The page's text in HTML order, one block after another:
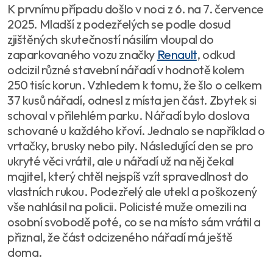
K prvnímu případu došlo v noci z 6. na 7. července
2025. Mladší z podezřelých se podle dosud
zjištěných skutečností násilím vloupal do
zaparkovaného vozu značky Renault, odkud
odcizil různé stavební nářadí v hodnotě kolem
250 tisíc korun. Vzhledem k tomu, že šlo o celkem
37 kusů nářadí, odnesl z místa jen část. Zbytek si
schoval v přilehlém parku. Nářadí bylo doslova
schované u každého křoví. Jednalo se například o
vrtačky, brusky nebo pily. Následující den se pro
ukryté věci vrátil, ale u nářadí už na něj čekal
majitel, který chtěl nejspíš vzít spravedlnost do
vlastních rukou. Podezřelý ale utekl a poškozený
vše nahlásil na policii. Policisté muže omezili na
osobní svobodě poté, co se na místo sám vrátil a
přiznal, že část odcizeného nářadí má ještě
doma.